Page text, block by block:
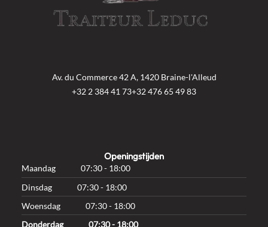
Av. du Commerce 42 A, 1420 Braine-l'Alleud
+32 2 384 41 73+32 476 65 49 83
Openingstijden
Maandag
07:30 - 18:00
Dinsdag
07:30 - 18:00
Woensdag
07:30 - 18:00
Donderdag
07:30 - 18:00